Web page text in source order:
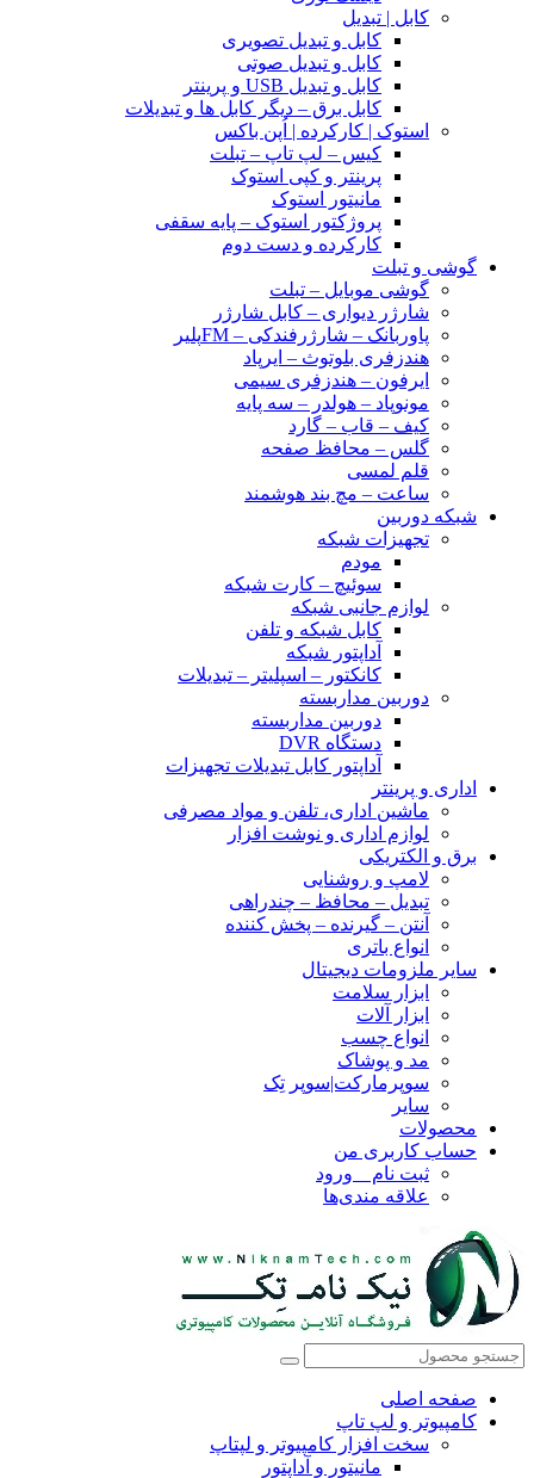
کابل | تبدیل
کابل و تبدیل تصویری
کابل و تبدیل صوتی
کابل و تبدیل USB و پرینتر
کابل برق – دیگر کابل ها و تبدیلات
استوک | کارکرده | اُپن باکس
کیس – لپ تاپ – تبلت
پرینتر و کپی استوک
مانیتور استوک
پروژکتور استوک – پایه سقفی
کارکرده و دست دوم
گوشی و تبلت
گوشی موبایل – تبلت
شارژر دیواری – کابل شارژر
پاوربانک – شارژرفندکی – FMپلیر
هندزفری بلوتوث – ایرپاد
ایرفون – هندزفری سیمی
مونوپاد – هولدر – سه پایه
کیف – قاب – گارد
گلس – محافظ صفحه
قلم لمسی
ساعت – مچ بند هوشمند
شبکه دوربین
تجهیزات شبکه
مودم
سوئیچ – کارت شبکه
لوازم جانبی شبکه
کابل شبکه و تلفن
آداپتور شبکه
کانکتور – اسپلیتر – تبدیلات
دوربین مداربسته
دوربین مداربسته
دستگاه DVR
آداپتور کابل تبدیلات تجهیزات
اداری و پرینتر
ماشین اداری، تلفن و مواد مصرفی
لوازم اداری و نوشت افزار
برق و الکتریکی
لامپ و روشنایی
تبدیل – محافظ – چندراهی
آنتن – گیرنده – پخش کننده
انواع باتری
سایر ملزومات دیجیتال
ابزار سلامت
ابزار آلات
انواع چسب
مد و پوشاک
سوپرمارکت|سوپر تِک
سایر
محصولات
حساب کاربری من
ثبت نام _ ورود
علاقه مندی‌ها
صفحه اصلی
کامپیوتر و‌‌‌‌‌ لپ تاپ
سخت افزار کامپیوتر و لپتاپ
مانیتور و آداپتور